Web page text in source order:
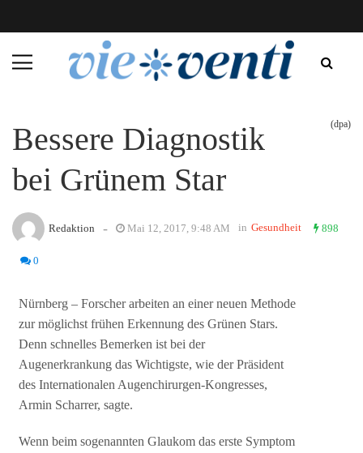
Bessere Diagnostik
bei Grünem Star
(dpa)
Redaktion - Mai 12, 2017, 9:48 AM in Gesundheit 898
0
Nürnberg – Forscher arbeiten an einer neuen Methode
zur möglichst frühen Erkennung des Grünen Stars.
Denn schnelles Bemerken ist bei der
Augenerkrankung das Wichtigste, wie der Präsident
des Internationalen Augenchirurgen-Kongresses,
Armin Scharrer, sagte.
Wenn beim sogenannten Glaukom das erste Symptom